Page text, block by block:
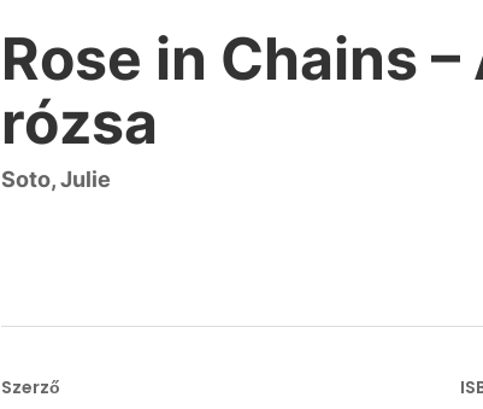
Rose in Chains
rózsa
Soto, Julie
Szerző